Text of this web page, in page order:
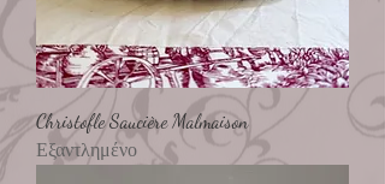
Christofle Saucière Malmaison
Εξαντλημένο